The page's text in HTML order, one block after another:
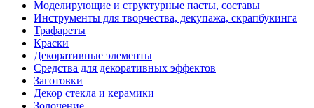
Моделирующие и структурные пасты, составы
Инструменты для творчества, декупажа, скрапбукинга
Трафареты
Краски
Декоративные элементы
Средства для декоративных эффектов
Заготовки
Декор стекла и керамики